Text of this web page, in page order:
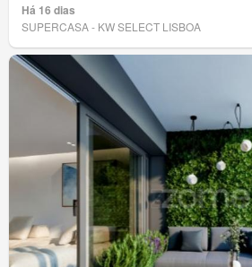
Há 16 dias
SUPERCASA - KW SELECT LISBOA